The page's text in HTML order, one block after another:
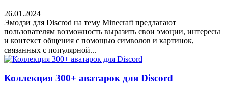
26.01.2024
Эмодзи для Discrod на тему Minecraft предлагают
пользователям возможность выразить свои эмоции, интересы
и контекст общения с помощью символов и картинок,
связанных с популярной...
Коллекция 300+ аватарок для Discord